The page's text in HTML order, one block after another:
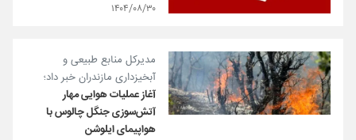
۱۴۰۴/۰۸/۳۰
مدیرکل منابع طبیعی و
آبخیزداری مازندران خبر داد؛
آغاز عملیات هوایی مهار
آتش‌سوزی جنگل چالوس با
هواپیمای ایلوشن